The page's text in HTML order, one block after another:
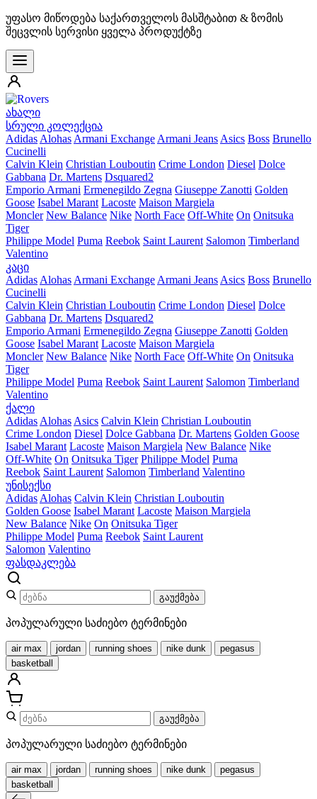
უფასო მიწოდება საქართველოს მასშტაბით & ზომის
შეცვლის სერვისი ყველა პროდუქტზე
ახალი
სრული კოლექცია
Adidas Alohas Armani Exchange Armani Jeans Asics Boss Brunello
Cucinelli
Calvin Klein Christian Louboutin Crime London Diesel Dolce
Gabbana Dr. Martens Dsquared2
Emporio Armani Ermenegildo Zegna Giuseppe Zanotti Golden
Goose Isabel Marant Lacoste Maison Margiela
Moncler New Balance Nike North Face Off-White On Onitsuka
Tiger
Philippe Model Puma Reebok Saint Laurent Salomon Timberland
Valentino
კაცი
Adidas Alohas Armani Exchange Armani Jeans Asics Boss Brunello
Cucinelli
Calvin Klein Christian Louboutin Crime London Diesel Dolce
Gabbana Dr. Martens Dsquared2
Emporio Armani Ermenegildo Zegna Giuseppe Zanotti Golden
Goose Isabel Marant Lacoste Maison Margiela
Moncler New Balance Nike North Face Off-White On Onitsuka
Tiger
Philippe Model Puma Reebok Saint Laurent Salomon Timberland
Valentino
ქალი
Adidas Alohas Asics Calvin Klein Christian Louboutin
Crime London Diesel Dolce Gabbana Dr. Martens Golden Goose
Isabel Marant Lacoste Maison Margiela New Balance Nike
Off-White On Onitsuka Tiger Philippe Model Puma
Reebok Saint Laurent Salomon Timberland Valentino
უნისექსი
Adidas Alohas Calvin Klein Christian Louboutin
Golden Goose Isabel Marant Lacoste Maison Margiela
New Balance Nike On Onitsuka Tiger
Philippe Model Puma Reebok Saint Laurent
Salomon Valentino
ფასდაკლება
გაუქმება
პოპულარული საძიებო ტერმინები
air max jordan running shoes nike dunk
pegasus
basketball
გაუქმება
პოპულარული საძიებო ტერმინები
air max jordan running shoes nike dunk
pegasus
basketball